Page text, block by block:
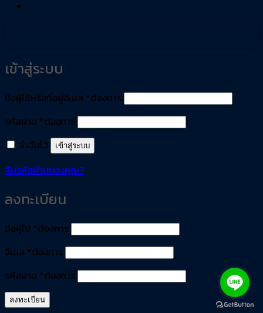
เข้าสู่ระบบ
ชื่อผู้ใช้หรือที่อยู่อีเมล *ต้องการ
รหัสผ่าน *ต้องการ
จำฉันไว้
เข้าสู่ระบบ
ลืมรหัสผ่านของคุณ?
ลงทะเบียน
ชื่อผู้ใช้ *ต้องการ
อีเมล *ต้องการ
รหัสผ่าน *ต้องการ
ลงทะเบียน